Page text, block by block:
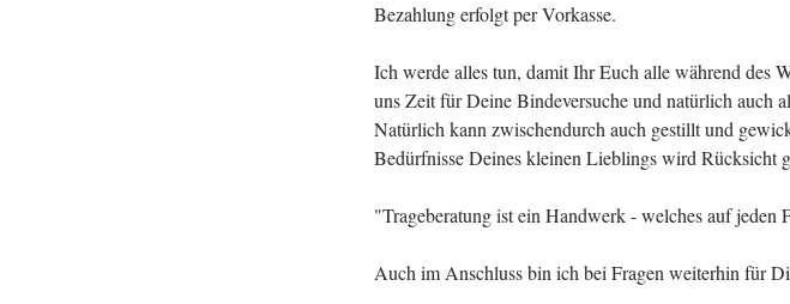
Bezahlung erfolgt per Vorkasse.
Ich werde alles tun, damit Ihr Euch alle während des
uns Zeit für Deine Bindeversuche und natürlich auch
Natürlich kann zwischendurch auch gestillt und
Bedürfnisse Deines kleinen Lieblings wird Rücksicht
"Trageberatung ist ein Handwerk - welches auf jeden
Auch im Anschluss bin ich bei Fragen weiterhin für